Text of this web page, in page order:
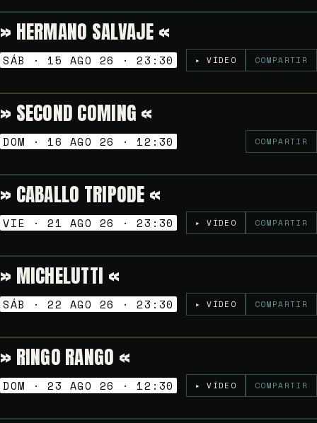
NOCHES GOLFAS
» HERMANO SALVAJE «
SÁB · 15 AGO 26 · 23:30 ▸ VÍDEO COMPARTIR
VERMUT SESSION
» SECOND COMING «
DOM · 16 AGO 26 · 12:30 COMPARTIR
NOCHES GOLFAS
» CABALLO TRIPODE «
VIE · 21 AGO 26 · 23:30 ▸ VÍDEO COMPARTIR
NOCHES GOLFAS
» MICHELUTTI «
SÁB · 22 AGO 26 · 23:30 ▸ VÍDEO COMPARTIR
VERMUT SESSION
» RINGO RANGO «
DOM · 23 AGO 26 · 12:30 ▸ VÍDEO COMPARTIR